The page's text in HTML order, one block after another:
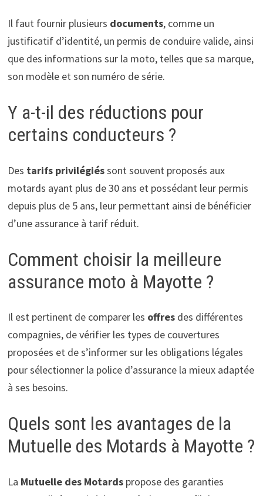
Il faut fournir plusieurs documents, comme un
justificatif d’identité, un permis de conduire valide, ainsi
que des informations sur la moto, telles que sa marque,
son modèle et son numéro de série.
Y a-t-il des réductions pour
certains conducteurs ?
Des tarifs privilégiéssont souvent proposés aux
motards ayant plus de 30 ans et possédant leur permis
depuis plus de 5 ans, leur permettant ainsi de bénéficier
d’une assurance à tarif réduit.
Comment choisir la meilleure
assurance moto à Mayotte ?
Il est pertinent de comparer les offresdes différentes
compagnies, de vérifier les types de couvertures
proposées et de s’informer sur les obligations légales
pour sélectionner la police d’assurance la mieux adaptée
à ses besoins.
Quels sont les avantages de la
Mutuelle des Motards à Mayotte ?
La Mutuelle des Motardspropose des garanties